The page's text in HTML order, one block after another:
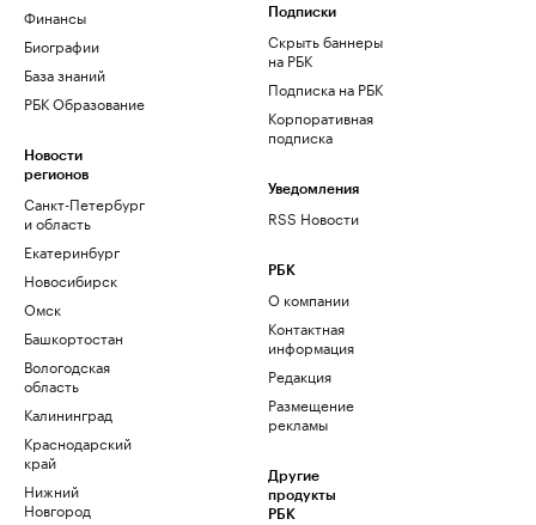
Финансы
Биографии
База знаний
РБК Образование
Новости
регионов
Санкт-Петербург
и область
Екатеринбург
Новосибирск
Омск
Башкортостан
Вологодская
область
Калининград
Краснодарский
край
Нижний
Новгород
Подписки
Скрыть баннеры
на РБК
Подписка на РБК
Корпоративная
подписка
Уведомления
RSS Новости
РБК
О компании
Контактная
информация
Редакция
Размещение
рекламы
Другие
продукты
РБК